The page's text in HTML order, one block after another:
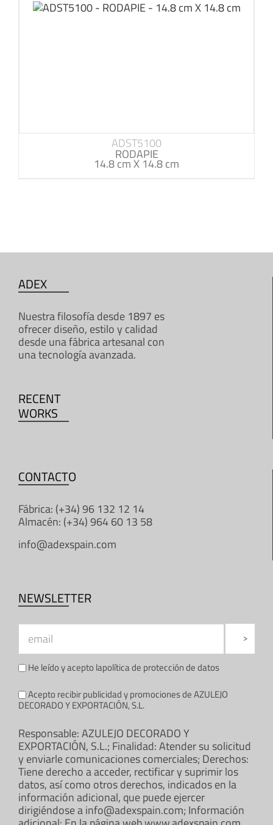
ADST5100
RODAPIE
14.8 cm X 14.8 cm
ADEX
Nuestra filosofía desde 1897 es
ofrecer diseño, estilo y calidad
desde una fábrica artesanal con
una tecnología avanzada.
RECENT
WORKS
CONTACTO
Fábrica: (+34) 96 132 12 14
Almacén: (+34) 964 60 13 58
info@adexspain.com
NEWSLETTER
He leído y acepto lapolítica de protección de datos
Acepto recibir publicidad y promociones de AZULEJO
DECORADO Y EXPORTACIÓN, S.L.
Responsable: AZULEJO DECORADO Y
EXPORTACIÓN, S.L.; Finalidad: Atender su solicitud
y enviarle comunicaciones comerciales; Derechos:
Tiene derecho a acceder, rectificar y suprimir los
datos, así como otros derechos, indicados en la
información adicional, que puede ejercer
dirigiéndose a info@adexspain.com; Información